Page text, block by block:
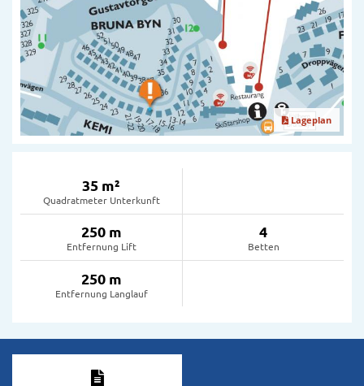
Lageplan
35 m²
Quadratmeter Unterkunft
250 m
Entfernung Lift
4
Betten
250 m
Entfernung Langlauf